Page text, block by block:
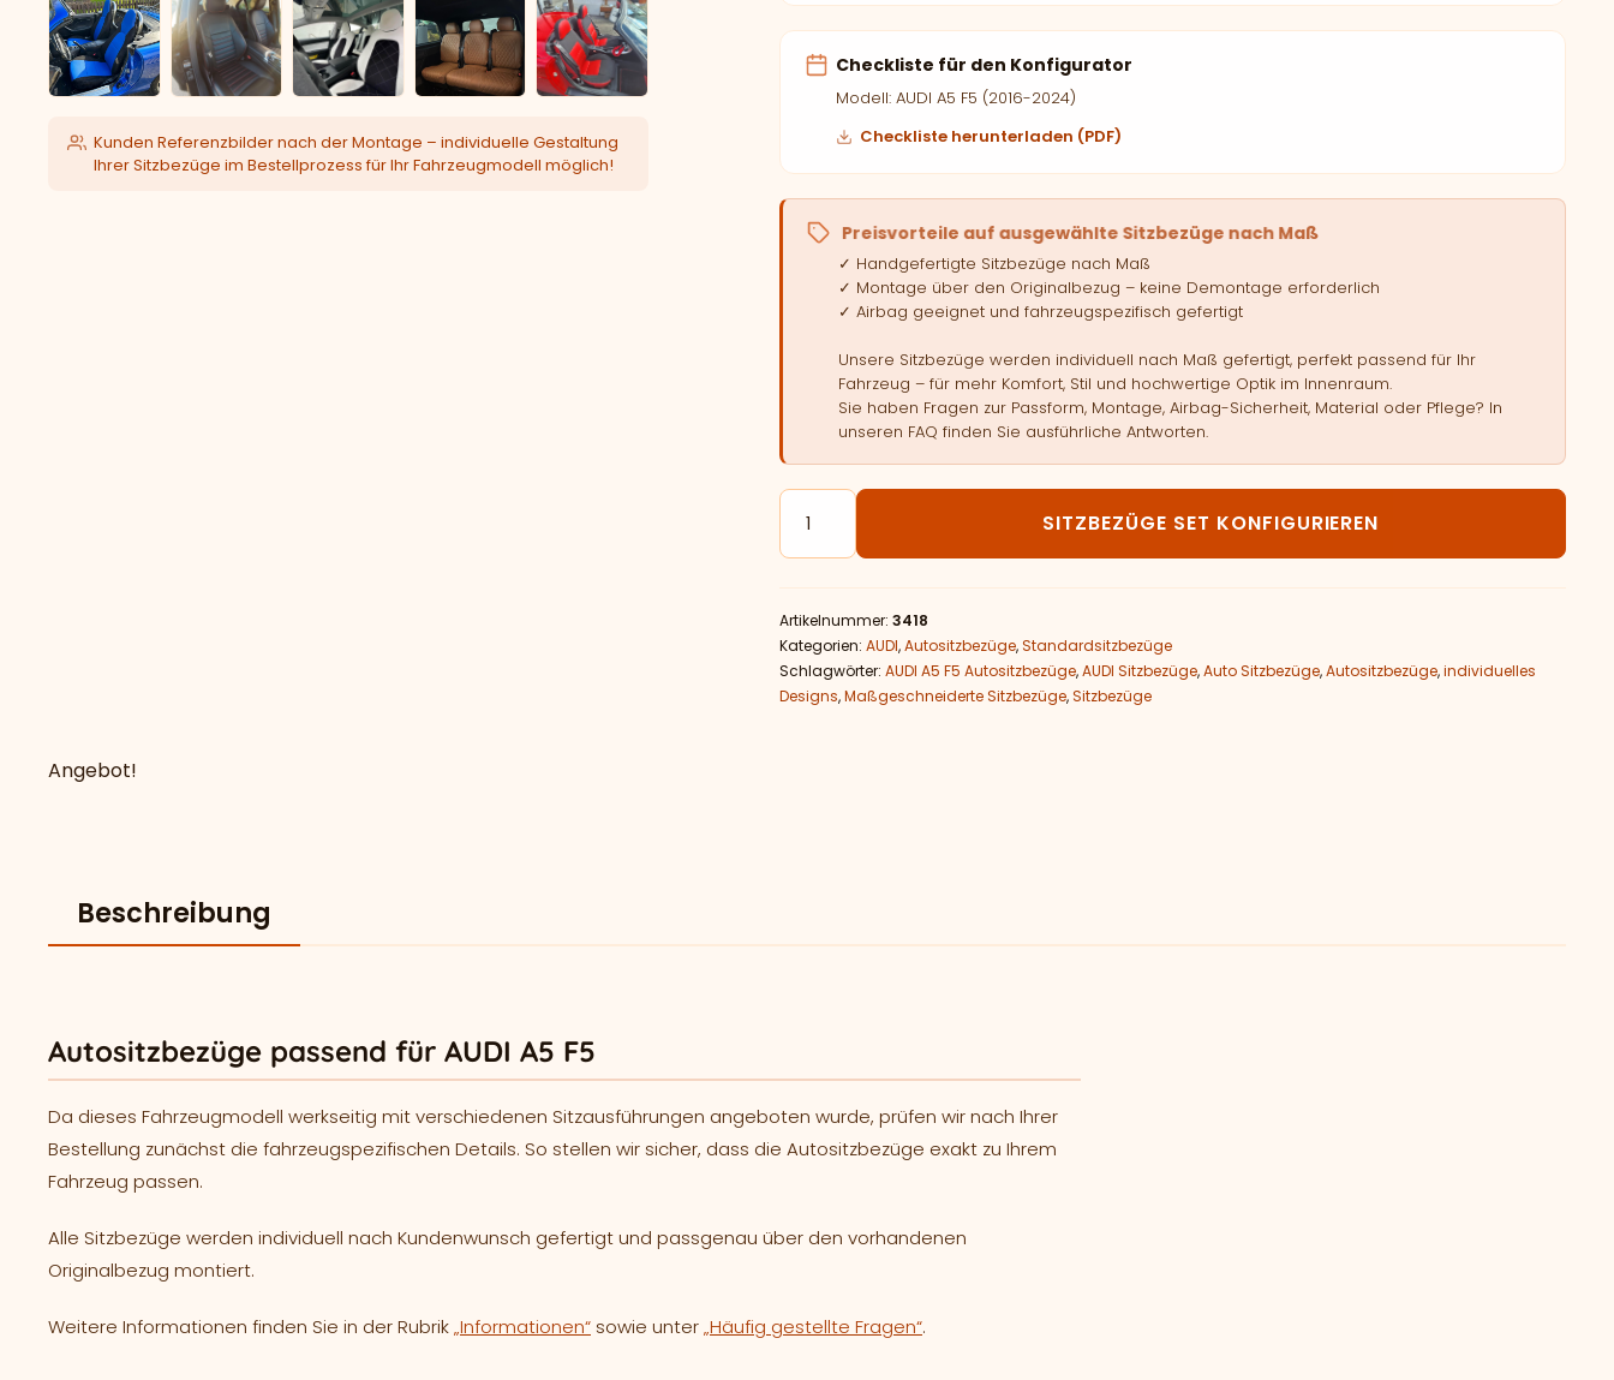
Angebot!
Kunden Referenzbilder nach der Montage – individuelle Gestaltung
Ihrer Sitzbezüge im Bestellprozess für Ihr Fahrzeugmodell möglich!
Checkliste für den Konfigurator
Modell: AUDI A5 F5 (2016-2024)
Checkliste herunterladen (PDF)
Preisvorteile auf ausgewählte Sitzbezüge nach Maß
✓ Handgefertigte Sitzbezüge nach Maß
✓ Montage über den Originalbezug – keine Demontage erforderlich
✓ Airbag geeignet und fahrzeugspezifisch gefertigt
Unsere Sitzbezüge werden individuell nach Maß gefertigt, perfekt passend für Ihr
Fahrzeug – für mehr Komfort, Stil und hochwertige Optik im Innenraum.
Sie haben Fragen zur Passform, Montage, Airbag-Sicherheit, Material oder Pflege? In
unseren FAQ finden Sie ausführliche Antworten.
Autositzbezüge passend für AUDI A5 F5 Menge
SITZBEZÜGE SET KONFIGURIEREN
Artikelnummer: 3418
Kategorien: AUDI,Autositzbezüge,Standardsitzbezüge
Schlagwörter: AUDI A5 F5 Autositzbezüge,AUDI Sitzbezüge,Auto Sitzbezüge,Autositzbezüge,individuelles
Designs,Maßgeschneiderte Sitzbezüge,Sitzbezüge
Beschreibung
Autositzbezüge passend für AUDI A5 F5
Da dieses Fahrzeugmodell werkseitig mit verschiedenen Sitzausführungen angeboten wurde, prüfen wir nach Ihrer
Bestellung zunächst die fahrzeugspezifischen Details. So stellen wir sicher, dass die Autositzbezüge exakt zu Ihrem
Fahrzeug passen.
Alle Sitzbezüge werden individuell nach Kundenwunsch gefertigt und passgenau über den vorhandenen
Originalbezug montiert.
Weitere Informationen finden Sie in der Rubrik„Informationen“ sowie unter„Häufig gestellte Fragen“.